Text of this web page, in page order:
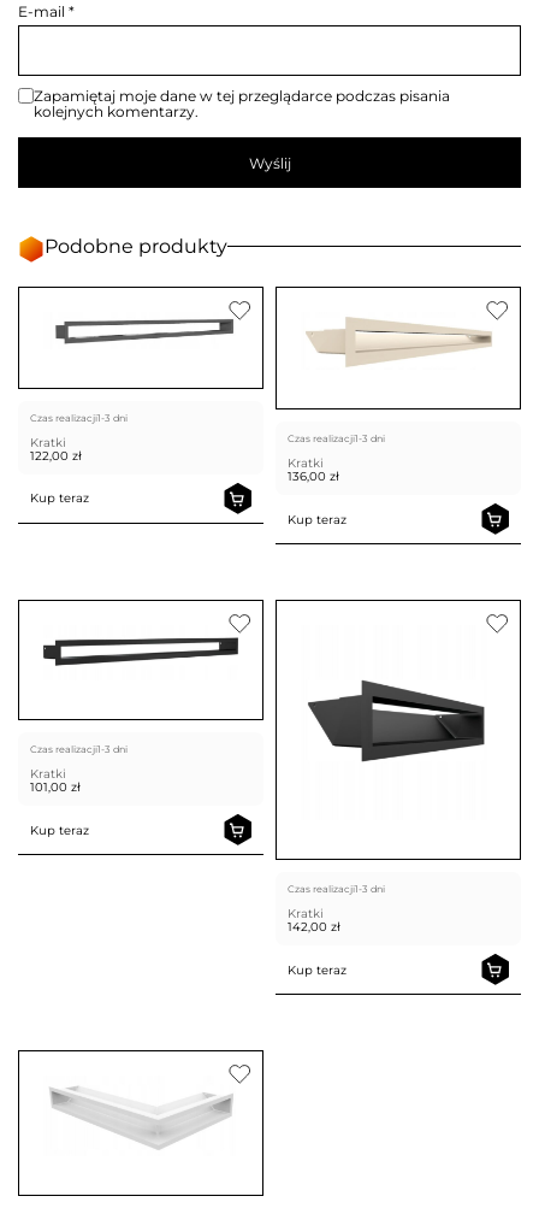
E-mail *
Zapamiętaj moje dane w tej przeglądarce podczas pisania
kolejnych komentarzy.
Podobne produkty
Czas realizacji1-3 dni
Kratki
122,00 zł
Kup teraz
Czas realizacji1-3 dni
Kratki
136,00 zł
Kup teraz
Czas realizacji1-3 dni
Kratki
101,00 zł
Kup teraz
Czas realizacji1-3 dni
Kratki
142,00 zł
Kup teraz